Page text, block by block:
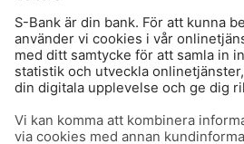
S-Prime 2,0 %